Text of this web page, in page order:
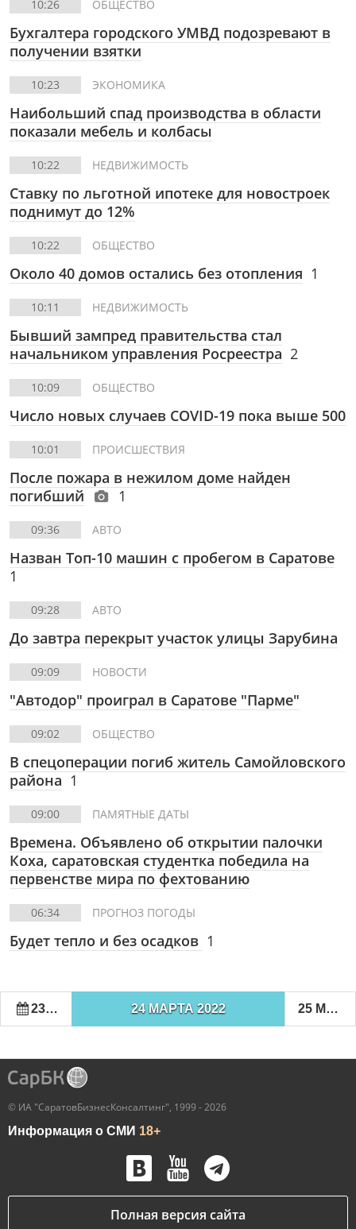
10:26 ОБЩЕСТВО
Бухгалтера городского УМВД подозревают в
получении взятки
10:23 ЭКОНОМИКА
Наибольший спад производства в области
показали мебель и колбасы
10:22 НЕДВИЖИМОСТЬ
Ставку по льготной ипотеке для новостроек
поднимут до 12%
10:22 ОБЩЕСТВО
Около 40 домов остались без отопления 1
10:11 НЕДВИЖИМОСТЬ
Бывший зампред правительства стал
начальником управления Росреестра 2
10:09 ОБЩЕСТВО
Число новых случаев COVID-19 пока выше 500
10:01 ПРОИСШЕСТВИЯ
После пожара в нежилом доме найден
погибший
1
09:36 АВТО
Назван Топ-10 машин с пробегом в Саратове
1
09:28 АВТО
До завтра перекрыт участок улицы Зарубина
09:09 НОВОСТИ
"Автодор" проиграл в Саратове "Парме"
09:02 ОБЩЕСТВО
В спецоперации погиб житель Самойловского
района 1
09:00 ПАМЯТНЫЕ ДАТЫ
Времена. Объявлено об открытии палочки
Коха, саратовская студентка победила на
первенстве мира по фехтованию
06:34 ПРОГНОЗ ПОГОДЫ
Будет тепло и без осадков 1
23 МАРТА 2022 24 МАРТА 2022 25 МАРТА 2022
© ИА "СаратовБизнесКонсалтинг", 1999 - 2026
Информация о СМИ 18+
Полная версия сайта